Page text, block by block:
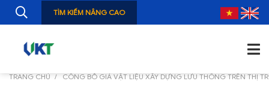
TÌM KIẾM NÂNG CAO
TRANG CHỦ CÔNG BỐ GIÁ VẬT LIỆU XÂY DỰNG LƯU THÔNG TRÊN THỊ